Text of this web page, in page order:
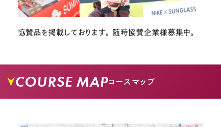
協賛品を掲載しております。 随時協賛企業様募集中。
COURSE MAPコースマップ